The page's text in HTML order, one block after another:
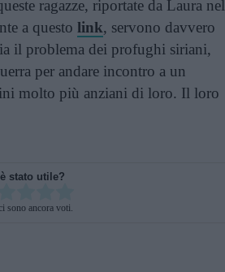
ragazze, riportate da Laura nel
a questo link, servono davvero
il problema dei profughi siriani,
per andare incontro a un
molto più anziani di loro. Il loro
stato utile?
sono ancora voti.